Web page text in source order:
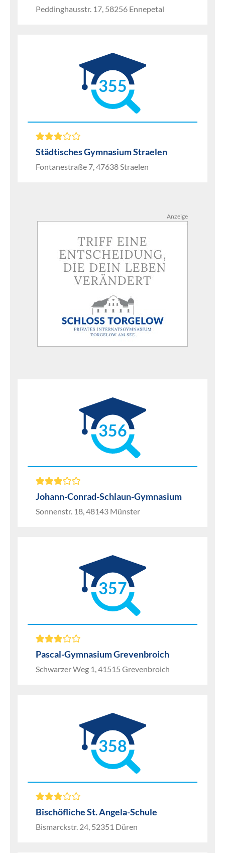
Peddinghausstr. 17, 58256 Ennepetal
355
Städtisches Gymnasium Straelen
Fontanestraße 7, 47638 Straelen
Anzeige
356
Johann-Conrad-Schlaun-Gymnasium
Sonnenstr. 18, 48143 Münster
357
Pascal-Gymnasium Grevenbroich
Schwarzer Weg 1, 41515 Grevenbroich
358
Bischöfliche St. Angela-Schule
Bismarckstr. 24, 52351 Düren